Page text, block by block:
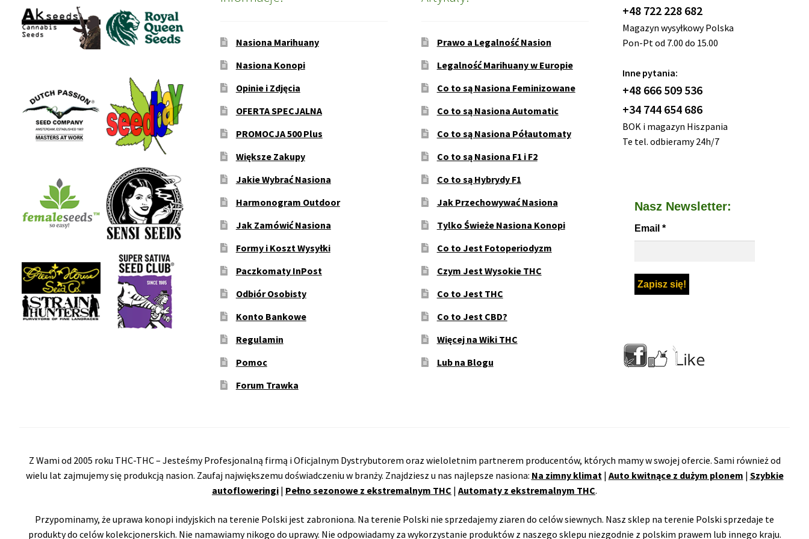
Nasiona Marihuany
Nasiona Konopi
Opinie i Zdjęcia
OFERTA SPECJALNA
PROMOCJA 500 Plus
Większe Zakupy
Jakie Wybrać Nasiona
Harmonogram Outdoor
Jak Zamówić Nasiona
Formy i Koszt Wysyłki
Paczkomaty InPost
Odbiór Osobisty
Konto Bankowe
Regulamin
Pomoc
Forum Trawka
Prawo a Legalność Nasion
Legalność Marihuany w Europie
Co to są Nasiona Feminizowane
Co to są Nasiona Automatic
Co to są Nasiona Półautomaty
Co to są Nasiona F1 i F2
Co to są Hybrydy F1
Jak Przechowywać Nasiona
Tylko Świeże Nasiona Konopi
Co to Jest Fotoperiodyzm
Czym Jest Wysokie THC
Co to Jest THC
Co to Jest CBD?
Więcej na Wiki THC
Lub na Blogu
+48 722 228 682
Magazyn wysyłkowy Polska
Pon-Pt od 7.00 do 15.00
Inne pytania:
+48 666 509 536
+34 744 654 686
BOK i magazyn Hiszpania
Te tel. odbieramy 24h/7
Nasz Newsletter:
Email *
Z Wami od 2005 roku THC-THC – Jesteśmy Profesjonalną firmą i Oficjalnym Dystrybutorem oraz wieloletnim partnerem producentów, których mamy w swojej ofercie. Sami również od
wielu lat zajmujemy się produkcją nasion. Zaufaj największemu doświadczeniu w branży. Znajdziesz u nas najlepsze nasiona: Na zimny klimat| Auto kwitnące z dużym plonem | Szybkie
autofloweringi | Pełno sezonowe z ekstremalnym THC | Automaty z ekstremalnym THC.
Przypominamy, że uprawa konopi indyjskich na terenie Polski jest zabroniona. Na terenie Polski nie sprzedajemy ziaren do celów siewnych. Nasz sklep na terenie Polski sprzedaje te
produkty do celów kolekcjonerskich. Nie namawiamy nikogo do uprawy. Nie odpowiadamy za wykorzystanie produktów z naszego sklepu niezgodnie z polskim prawem lub innego kraju.